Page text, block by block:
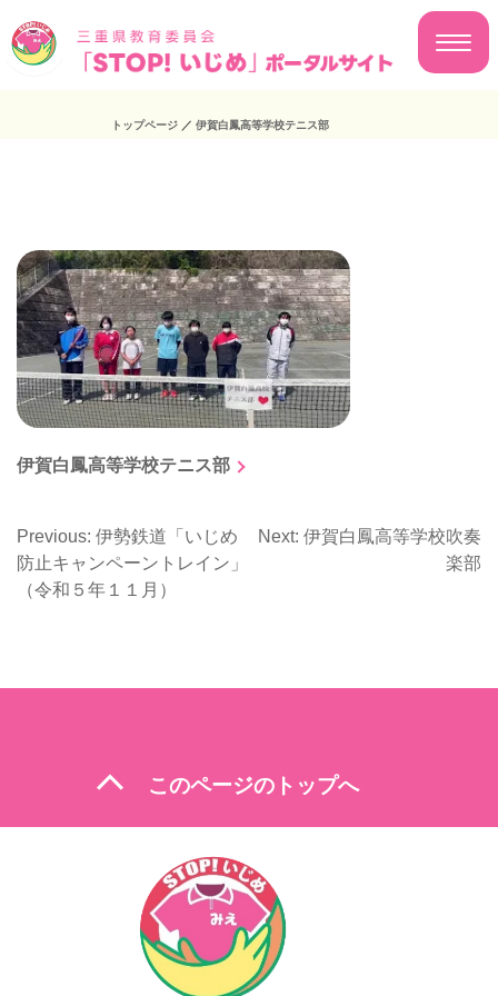
トップページ ／ 伊賀白鳳高等学校テニス部
伊賀白鳳高等学校テニス部
投
稿
ゲ
ン
Previous: 伊勢鉄道「いじめ
防止キャンペーントレイン」
（令和５年１１月）
Next: 伊賀白鳳高等学校吹奏
楽部
expand_less このページのトップへ